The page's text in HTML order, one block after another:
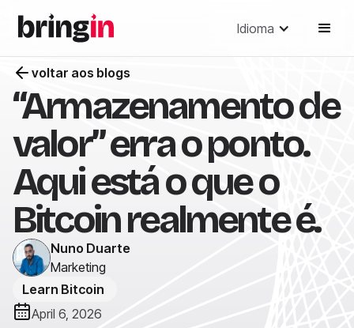
Idioma
voltar aos blogs
“Armazenamento de
valor” erra o ponto.
Aqui está o que o
Bitcoin realmente é.
Nuno Duarte
Marketing
Learn Bitcoin
April 6, 2026